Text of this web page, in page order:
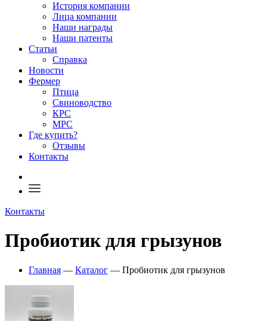
История компании
Лица компании
Наши награды
Наши патенты
Статьи
Справка
Новости
Фермер
Птица
Свиноводство
КРС
МРС
Где купить?
Отзывы
Контакты
Контакты
Пробиотик для грызунов
Главная — Каталог — Пробиотик для грызунов